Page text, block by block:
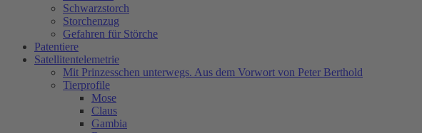
Schwarzstorch
Storchenzug
Gefahren für Störche
Patentiere
Satellitentelemetrie
Mit Prinzesschen unterwegs. Aus dem Vorwort von Peter Berthold
Tierprofile
Mose
Claus
Gambia